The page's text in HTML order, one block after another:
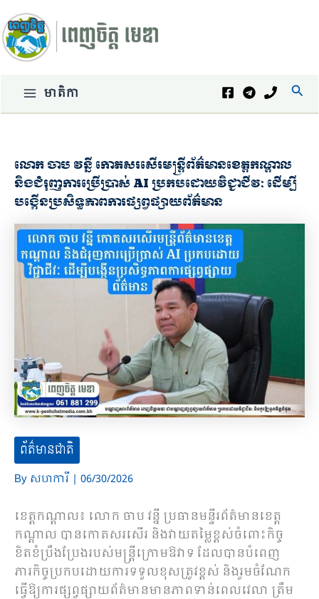
to
content
Mainមាតិកា
លោក ចាប វន្នី កោតសរសើរមន្ត្រីព័ត៌មានខេត្តកណ្ដាល
និងជំរុញការប្រើប្រាស់ AI ប្រកបដោយវិជ្ជាជីវៈ ដើម្បី
បង្កើនប្រសិទ្ធភាពការផ្សព្វផ្សាយព័ត៌មាន
ព័ត៌មានជាតិ
By សហការី | 06/30/2026
ខេត្តកណ្ដាល៖ លោក ចាប វន្នី ប្រធានមន្ទីរព័ត៌មានខេត្ត
កណ្ដាល បានកោតសរសើរ និងវាយតម្លៃខ្ពស់ចំពោះកិច្ច
ខិតខំប្រឹងប្រែងរបស់មន្ត្រីក្រោមឱវាទ ដែលបានបំពេញ
ភារកិច្ចប្រកបដោយការទទួលខុសត្រូវខ្ពស់ និងរួមចំណែក
ធ្វើឱ្យការផ្សព្វផ្សាយព័ត៌មានមានភាពទាន់ពេលវេលា ត្រឹម